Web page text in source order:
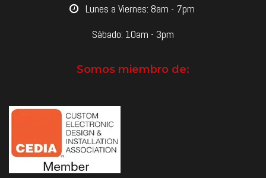
​Lunes a Viernes: 8am - 7pm
Sábado: 10am - 3pm
Somos miembro de: